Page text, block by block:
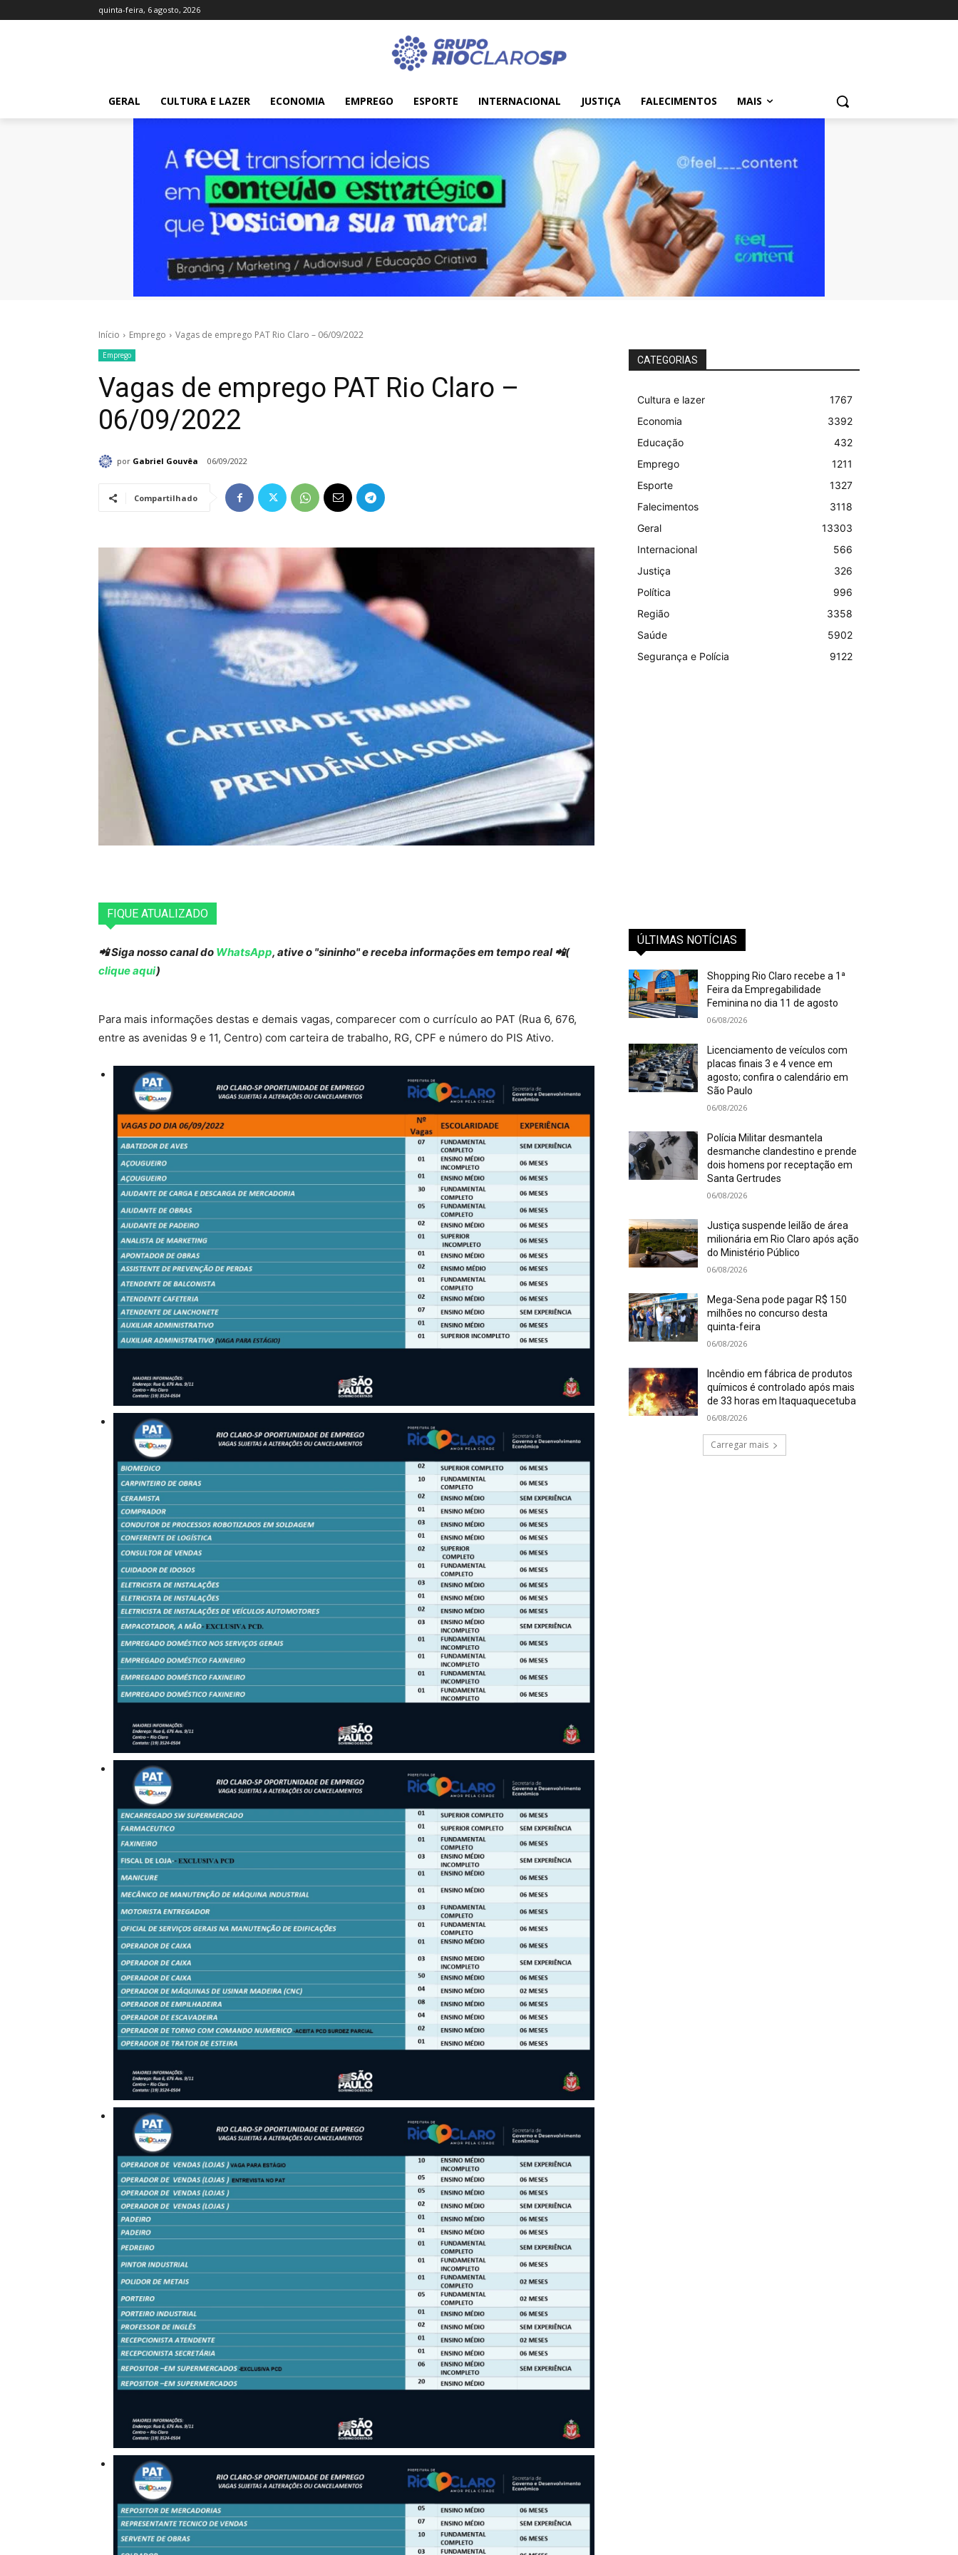
quinta-feira, 6 agosto, 2026
GERAL CULTURA E LAZER ECONOMIA EMPREGO ESPORTE INTERNACIONAL JUSTIÇA FALECIMENTOS MAIS
Início Emprego Vagas de emprego PAT Rio Claro – 06/09/2022
Emprego
Vagas de emprego PAT Rio Claro –
06/09/2022
por Gabriel Gouvêa 06/09/2022
Compartilhado
FIQUE ATUALIZADO
📲 Siga nosso canal do WhatsApp, ative o "sininho" e receba informações em tempo real 📲(
clique aqui)
Para mais informações destas e demais vagas, comparecer com o currículo ao PAT (Rua 6, 676,
entre as avenidas 9 e 11, Centro) com carteira de trabalho, RG, CPF e número do PIS Ativo.
CATEGORIAS
Cultura e lazer
1767
Economia
3392
Educação
432
Emprego
1211
Esporte
1327
Falecimentos
3118
Geral
13303
Internacional
566
Justiça
326
Política
996
Região
3358
Saúde
5902
Segurança e Polícia
9122
ÚLTIMAS NOTÍCIAS
Shopping Rio Claro recebe a 1ª
Feira da Empregabilidade
Feminina no dia 11 de agosto
06/08/2026
Licenciamento de veículos com
placas finais 3 e 4 vence em
agosto; confira o calendário em
São Paulo
06/08/2026
Polícia Militar desmantela
desmanche clandestino e prende
dois homens por receptação em
Santa Gertrudes
06/08/2026
Justiça suspende leilão de área
milionária em Rio Claro após ação
do Ministério Público
06/08/2026
Mega-Sena pode pagar R$ 150
milhões no concurso desta
quinta-feira
06/08/2026
Incêndio em fábrica de produtos
químicos é controlado após mais
de 33 horas em Itaquaquecetuba
06/08/2026
Carregar mais